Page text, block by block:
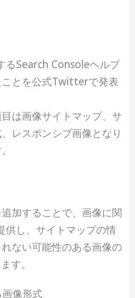
るSearch Consoleヘルプ
ことを公式Twitterで発表
は画像サイトマップ、サ
レスポンシブ画像となり
加することで、画像に関
し、サイトマップの情
ない可能性のある画像の
す。
像形式